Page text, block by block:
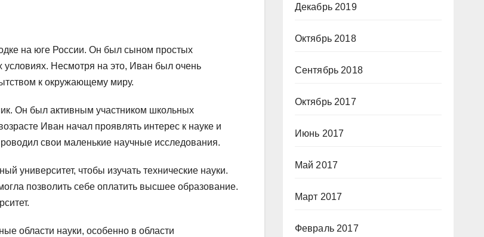
на юге России. Он был сыном простых
условиях. Несмотря на это, Иван был очень
к окружающему миру.
Он был активным участником школьных
Иван начал проявлять интерес к науке и
свои маленькие научные исследования.
университет, чтобы изучать технические науки.
позволить себе оплатить высшее образование.
области науки, особенно в области
Декабрь 2019
Октябрь 2018
Сентябрь 2018
Октябрь 2017
Июнь 2017
Май 2017
Март 2017
Февраль 2017